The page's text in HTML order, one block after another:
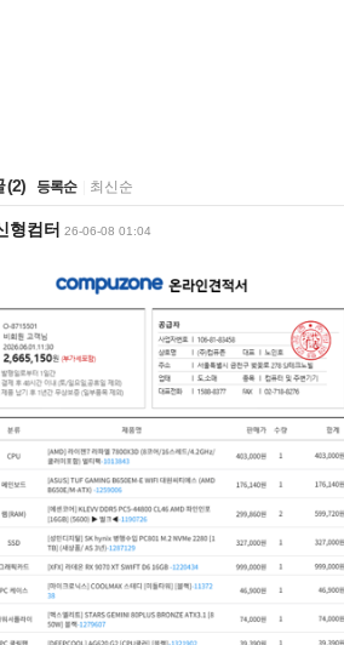
(2) 등록순 최신순
형컴터 26-06-08 01:04